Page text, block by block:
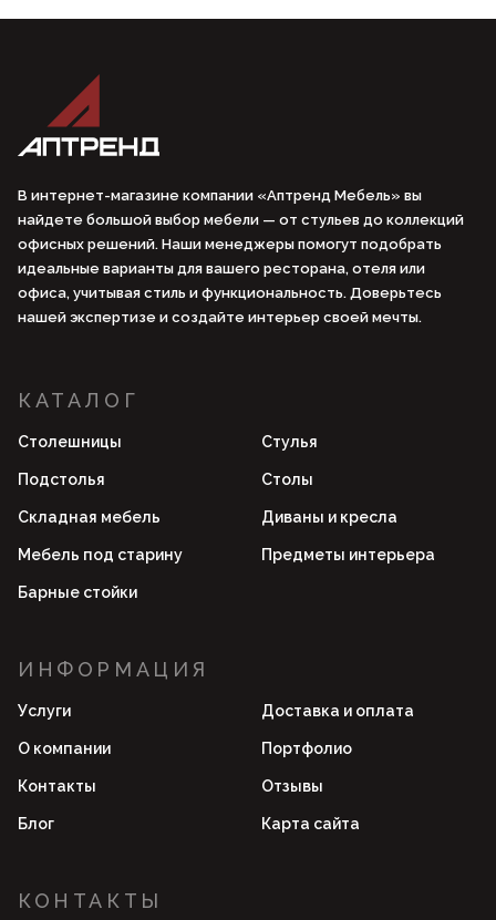
В интернет-магазине компании «Аптренд Мебель» вы
найдете большой выбор мебели — от стульев до коллекций
офисных решений. Наши менеджеры помогут подобрать
идеальные варианты для вашего ресторана, отеля или
офиса, учитывая стиль и функциональность. Доверьтесь
нашей экспертизе и создайте интерьер своей мечты.
КАТАЛОГ
Столешницы Стулья
Подстолья Столы
Складная мебель Диваны и кресла
Мебель под старину Предметы интерьера
Барные стойки
ИНФОРМАЦИЯ
Услуги Доставка и оплата
О компании Портфолио
Контакты Отзывы
Блог Карта сайта
КОНТАКТЫ